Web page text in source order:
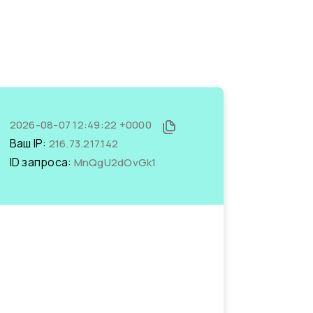
2026-08-07 12:49:22 +0000
Ваш IP: 216.73.217.142
ID запроса: MnQgU2dOvGk1